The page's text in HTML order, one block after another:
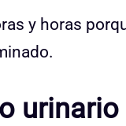
y horas